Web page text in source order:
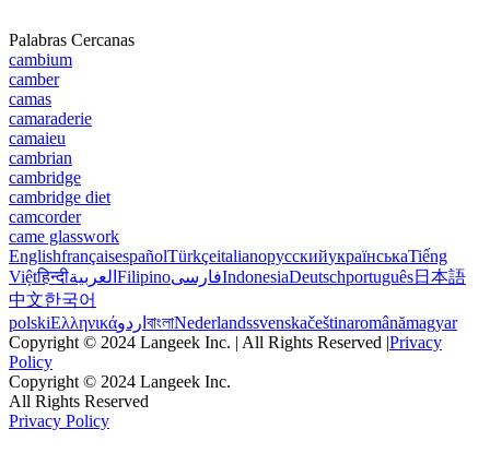
Palabras Cercanas
cambium
camber
camas
camaraderie
camaieu
cambrian
cambridge
cambridge diet
camcorder
came glasswork
EnglishfrançaisespañolTürkçeitalianoрусскийукраїнськаTiếng
Việtहिन्दीالعربية FilipinoفارسیIndonesiaDeutschportuguês日本語
中文한국어
polskiΕλληνικάاردو বাংলাNederlandssvenskačeštinaromânămagyar
Copyright © 2024 Langeek Inc. | All Rights Reserved |Privacy
Policy
Copyright © 2024 Langeek Inc.
All Rights Reserved
Privacy Policy